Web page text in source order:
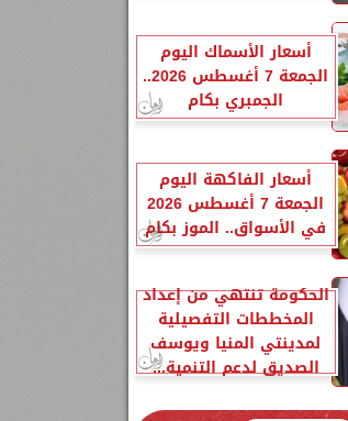
أسعار الأسماك اليوم
الجمعة 7 أغسطس 2026..
الجمبري بكام
أسعار الفاكهة اليوم
الجمعة 7 أغسطس 2026
في الأسواق.. الموز بكام
الحكومة تنتهي من إعداد
المخططات التفصيلية
لمدينتي المنيا ويوسف
الصديق لدعم التنمية...